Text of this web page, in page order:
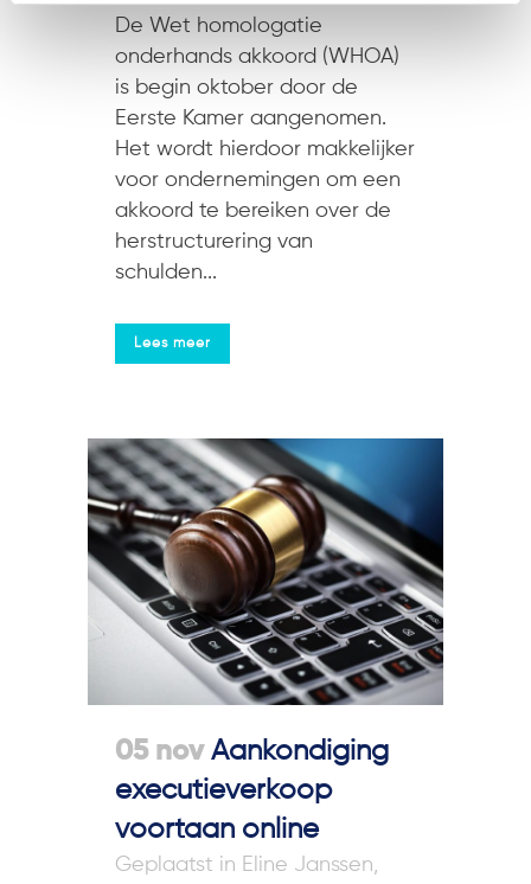
De Wet homologatie
onderhands akkoord (WHOA)
is begin oktober door de
Eerste Kamer aangenomen.
Het wordt hierdoor makkelijker
voor ondernemingen om een
akkoord te bereiken over de
herstructurering van
schulden...
Lees meer
05 nov Aankondiging
executieverkoop
voortaan online
in Eline Janssen,